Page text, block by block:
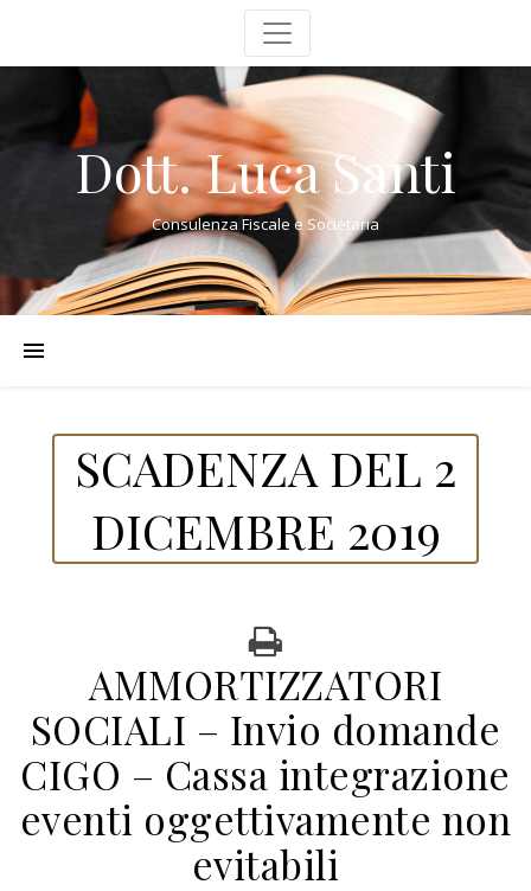
Dott. Luca Santi
Consulenza Fiscale e Societaria
SCADENZA DEL 2
DICEMBRE 2019
AMMORTIZZATORI
SOCIALI – Invio domande
CIGO – Cassa integrazione
eventi oggettivamente non
evitabili